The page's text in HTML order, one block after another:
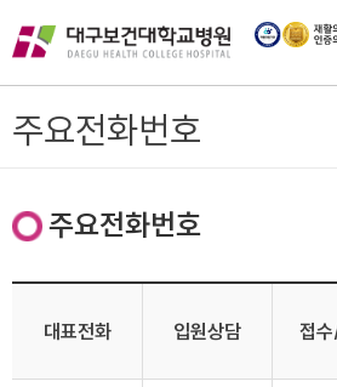
주요전화번호
주요전화번호
대표전화 입원상담 접